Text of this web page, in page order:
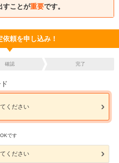
すことが重要です。
依頼を申し込み！
確認 完了
ください
です
ください